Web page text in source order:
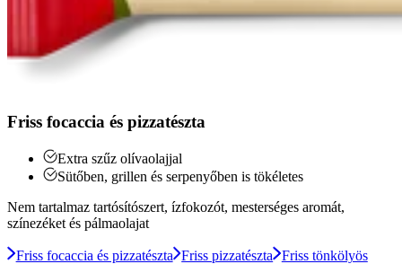
Friss focaccia és pizzatészta
Extra szűz olívaolajjal
Sütőben, grillen és serpenyőben is tökéletes
Nem tartalmaz tartósítószert, ízfokozót, mesterséges aromát,
színezéket és pálmaolajat
Friss focaccia és pizzatészta Friss pizzatészta Friss tönkölyös